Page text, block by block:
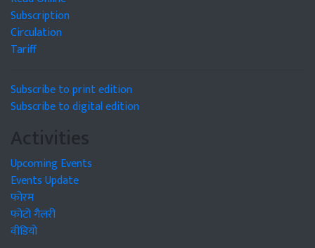
Subscription
Circulation
Tariff
Subscribe to print edition
Subscribe to digital edition
Activities
Upcoming Events
Events Update
फोरम
फोटो गैलरी
वीडियो